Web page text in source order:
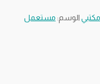
الوسم: مستعمل